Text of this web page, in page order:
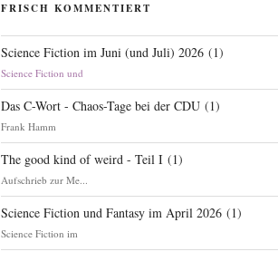
FRISCH KOMMENTIERT
Science Fiction im Juni (und Juli) 2026 (1)
Science Fiction und
Das C-Wort - Chaos-Tage bei der CDU (1)
Frank Hamm
The good kind of weird - Teil I (1)
Aufschrieb zur Me...
Science Fiction und Fantasy im April 2026 (1)
Science Fiction im